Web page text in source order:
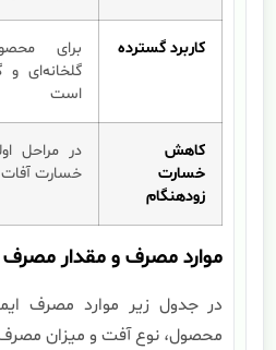
کاربرد گسترده
برای
گلخانه‌ای
است
کاهش
خسارت
زودهنگام
در مراحل
خسارت
موارد مصرف و مقدار مصرف
در جدول زیر موارد مصرف
محصول، نوع آفت و میزان